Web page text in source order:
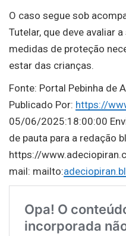
O caso segue sob
Tutelar, que deve avaliar
medidas de proteção
estar das crianças.
Fonte: Portal Pebinha de
Publicado Por: https://
05/06/2025:18:00:00
de pauta para a redação
https://
mail: mailto: